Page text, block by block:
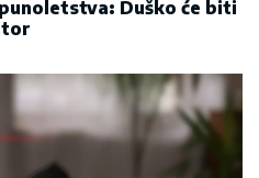
Duško će biti